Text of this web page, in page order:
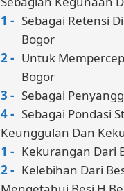
Sebagai Retensi
Bogor
Untuk
Bogor
Sebagai
Sebagai Pondasi
Keunggulan Dan
Kekurangan Dari
Kelebihan Dari